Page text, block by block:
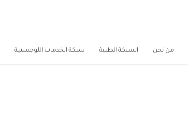
من نحن الشبكة الطبية شبكة الخدمات اللوجستية